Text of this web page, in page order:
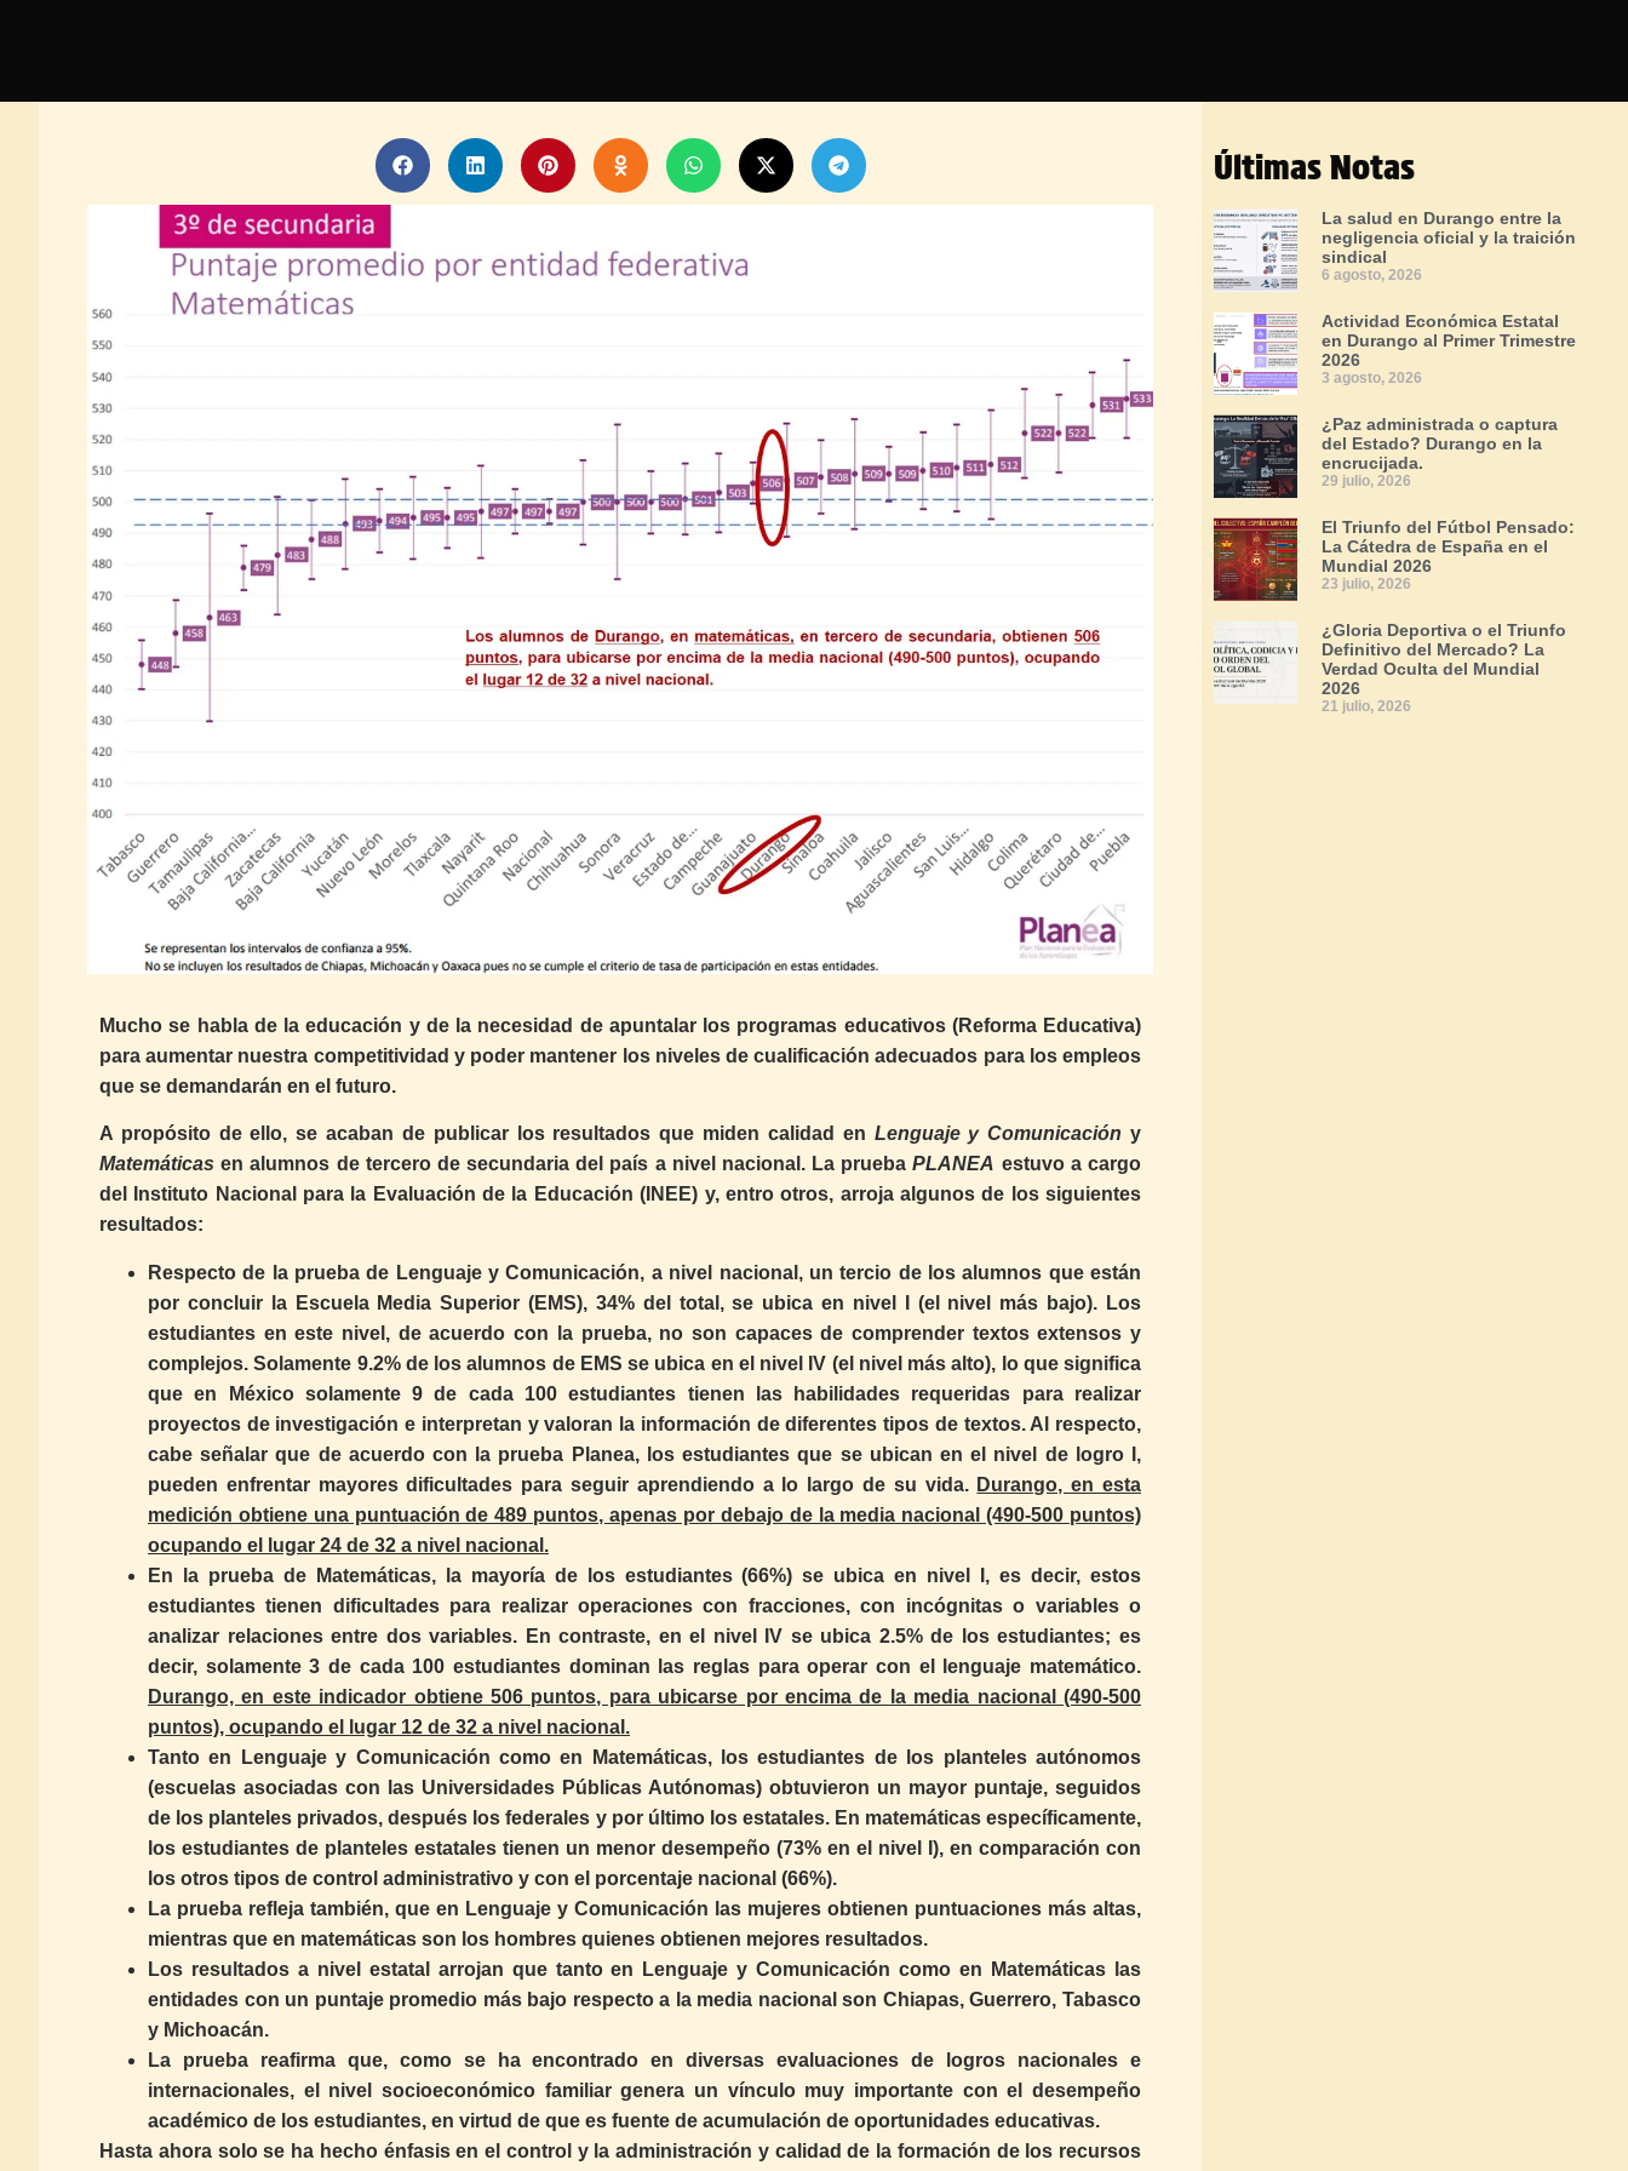
Mucho se habla de la educación y de la necesidad de apuntalar los programas educativos (Reforma Educativa)
para aumentar nuestra competitividad y poder mantener los niveles de cualificación adecuados para los empleos
que se demandarán en el futuro.
A propósito de ello, se acaban de publicar los resultados que miden calidad en Lenguaje y Comunicación y
Matemáticas en alumnos de tercero de secundaria del país a nivel nacional. La pruebaPLANEA estuvo a cargo
del Instituto Nacional para la Evaluación de la Educación (INEE) y, entro otros, arroja algunos de los siguientes
resultados:
Respecto de la prueba de Lenguaje y Comunicación, a nivel nacional, un tercio de los alumnos que están
por concluir la Escuela Media Superior (EMS), 34% del total, se ubica en nivel I (el nivel más bajo). Los
estudiantes en este nivel, de acuerdo con la prueba, no son capaces de comprender textos extensos y
complejos. Solamente 9.2% de los alumnos de EMS se ubica en el nivel IV (el nivel más alto), lo que significa
que en México solamente 9 de cada 100 estudiantes tienen las habilidades requeridas para realizar
proyectos de investigación e interpretan y valoran la información de diferentes tipos de textos. Al respecto,
cabe señalar que de acuerdo con la prueba Planea, los estudiantes que se ubican en el nivel de logro I,
pueden enfrentar mayores dificultades para seguir aprendiendo a lo largo de su vida. Durango, en esta
medición obtiene una puntuación de 489 puntos, apenas por debajo de la media nacional (490-500 puntos)
ocupando el lugar 24 de 32 a nivel nacional.
En la prueba de Matemáticas, la mayoría de los estudiantes (66%) se ubica en nivel I, es decir, estos
estudiantes tienen dificultades para realizar operaciones con fracciones, con incógnitas o variables o
analizar relaciones entre dos variables. En contraste, en el nivel IV se ubica 2.5% de los estudiantes; es
decir, solamente 3 de cada 100 estudiantes dominan las reglas para operar con el lenguaje matemático.
Durango, en este indicador obtiene 506 puntos, para ubicarse por encima de la media nacional (490-500
puntos), ocupando el lugar 12 de 32 a nivel nacional.
Tanto en Lenguaje y Comunicación como en Matemáticas, los estudiantes de los planteles autónomos
(escuelas asociadas con las Universidades Públicas Autónomas) obtuvieron un mayor puntaje, seguidos
de los planteles privados, después los federales y por último los estatales. En matemáticas específicamente,
los estudiantes de planteles estatales tienen un menor desempeño (73% en el nivel I), en comparación con
los otros tipos de control administrativo y con el porcentaje nacional (66%).
La prueba refleja también, que en Lenguaje y Comunicación las mujeres obtienen puntuaciones más altas,
mientras que en matemáticas son los hombres quienes obtienen mejores resultados.
Los resultados a nivel estatal arrojan que tanto en Lenguaje y Comunicación como en Matemáticas las
entidades con un puntaje promedio más bajo respecto a la media nacional son Chiapas, Guerrero, Tabasco
y Michoacán.
La prueba reafirma que, como se ha encontrado en diversas evaluaciones de logros nacionales e
internacionales, el nivel socioeconómico familiar genera un vínculo muy importante con el desempeño
académico de los estudiantes, en virtud de que es fuente de acumulación de oportunidades educativas.
Hasta ahora solo se ha hecho énfasis en el control y la administración y calidad de la formación de los recursos
Últimas Notas
La salud en Durango entre la
negligencia oficial y la traición
sindical
6 agosto, 2026
Actividad Económica Estatal
en Durango al Primer Trimestre
2026
3 agosto, 2026
¿Paz administrada o captura
del Estado? Durango en la
encrucijada.
29 julio, 2026
El Triunfo del Fútbol Pensado:
La Cátedra de España en el
Mundial 2026
23 julio, 2026
¿Gloria Deportiva o el Triunfo
Definitivo del Mercado? La
Verdad Oculta del Mundial
2026
21 julio, 2026